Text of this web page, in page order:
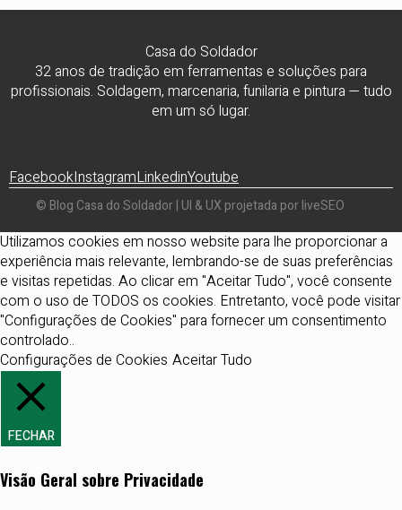
Casa do Soldador
32 anos de tradição em ferramentas e soluções para
profissionais. Soldagem, marcenaria, funilaria e pintura — tudo
em um só lugar.
FacebookInstagramLinkedinYoutube
© Blog Casa do Soldador | UI & UX projetada por liveSEO
Utilizamos cookies em nosso website para lhe proporcionar a
experiência mais relevante, lembrando-se de suas preferências
e visitas repetidas. Ao clicar em "Aceitar Tudo", você consente
com o uso de TODOS os cookies. Entretanto, você pode visitar
"Configurações de Cookies" para fornecer um consentimento
controlado..
Configurações de Cookies Aceitar Tudo
FECHAR
Visão Geral sobre Privacidade